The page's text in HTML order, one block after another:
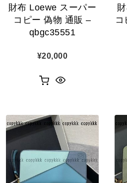
財布 Loewe スーパー
コピー 偽物 通販 –
qbgc35551
¥20,000
コ